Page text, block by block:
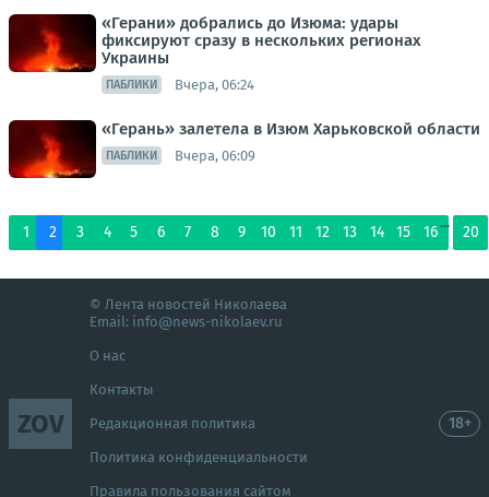
«Герани» добрались до Изюма: удары
фиксируют сразу в нескольких регионах
Украины
ПАБЛИКИ Вчера, 06:24
«Герань» залетела в Изюм Харьковской области
ПАБЛИКИ Вчера, 06:09
1 2 3 4 5 6 7 8 9 10 11 12 13 14 15 16
...
20
ZOV
© Лента новостей Николаева
Email: info@news-nikolaev.ru
О нас
Контакты
Редакционная политика
Политика конфиденциальности
Правила пользования сайтом
18+